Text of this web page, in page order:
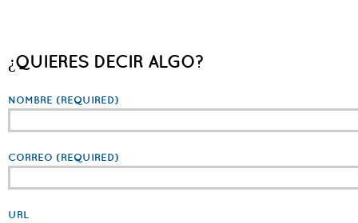
¿QUIERES DECIR ALGO?
NOMBRE (REQUIRED)
CORREO (REQUIRED)
URL